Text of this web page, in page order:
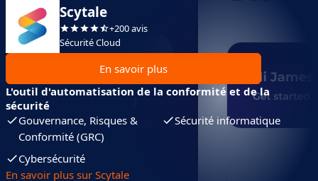
Scytale
+200 avis
Sécurité Cloud
En savoir plus
L'outil d'automatisation de la conformité et de la
sécurité
Gouvernance, Risques &
Conformité (GRC)
Sécurité informatique
Cybersécurité
En savoir plus sur Scytale